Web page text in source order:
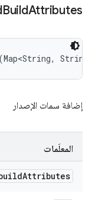
BuildAttributes
إضافة سمات الإصدار
المعلَمات
Attributes